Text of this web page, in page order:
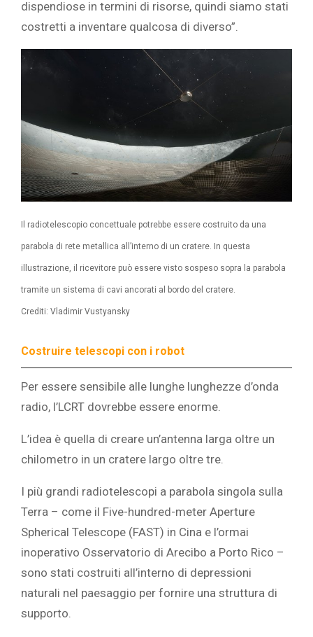
dispendiose in termini di risorse, quindi siamo stati
costretti a inventare qualcosa di diverso”.
Il radiotelescopio concettuale potrebbe essere costruito da una
parabola di rete metallica all’interno di un cratere. In questa
illustrazione, il ricevitore può essere visto sospeso sopra la parabola
tramite un sistema di cavi ancorati al bordo del cratere.
Crediti: Vladimir Vustyansky
Costruire telescopi con i robot
Per essere sensibile alle lunghe lunghezze d’onda
radio, l’LCRT dovrebbe essere enorme.
L’idea è quella di creare un’antenna larga oltre un
chilometro in un cratere largo oltre tre.
I più grandi radiotelescopi a parabola singola sulla
Terra – come il Five-hundred-meter Aperture
Spherical Telescope (FAST) in Cina e l’ormai
inoperativo Osservatorio di Arecibo a Porto Rico –
sono stati costruiti all’interno di depressioni
naturali nel paesaggio per fornire una struttura di
supporto.